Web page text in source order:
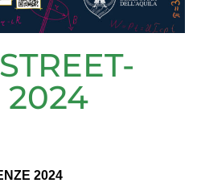
2024
2024